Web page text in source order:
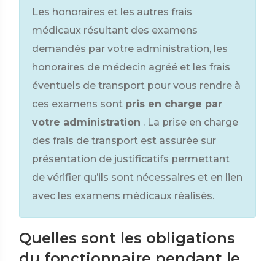
Les honoraires et les autres frais
médicaux résultant des examens
demandés par votre administration, les
honoraires de médecin agréé et les frais
éventuels de transport pour vous rendre à
ces examens sont pris en charge par
votre administration . La prise en charge
des frais de transport est assurée sur
présentation de justificatifs permettant
de vérifier qu’ils sont nécessaires et en lien
avec les examens médicaux réalisés.
Quelles sont les obligations